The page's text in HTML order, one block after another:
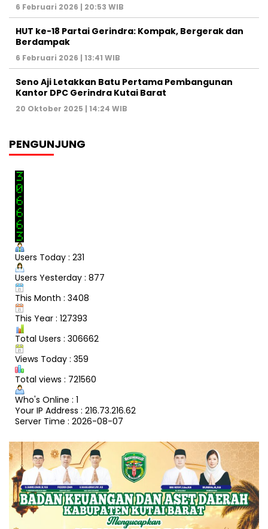
6 Februari 2026 | 20:53 WIB
HUT ke-18 Partai Gerindra: Kompak, Bergerak dan
Berdampak
6 Februari 2026 | 13:41 WIB
Seno Aji Letakkan Batu Pertama Pembangunan
Kantor DPC Gerindra Kutai Barat
20 Oktober 2025 | 14:24 WIB
PENGUNJUNG
Users Today : 231
Users Yesterday : 877
This Month : 3408
This Year : 127393
Total Users : 306662
Views Today : 359
Total views : 721560
Who's Online : 1
Your IP Address : 216.73.216.62
Server Time : 2026-08-07